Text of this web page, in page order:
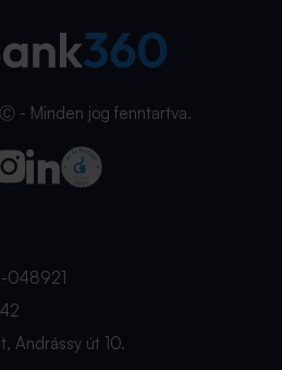
- Minden jog fenntartva.
048921
Andrássy út 10.